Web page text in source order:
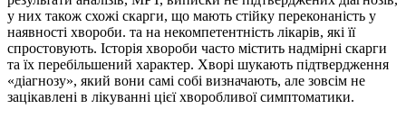
у них також схожі скарги, що мають стійку переконаність у
наявності хвороби. та на некомпетентність лікарів, які її
спростовують. Історія хвороби часто містить надмірні скарги
та їх перебільшений характер. Хворі шукають підтвердження
«діагнозу», який вони самі собі визначають, але зовсім не
зацікавлені в лікуванні цієї хворобливої ​​симптоматики.